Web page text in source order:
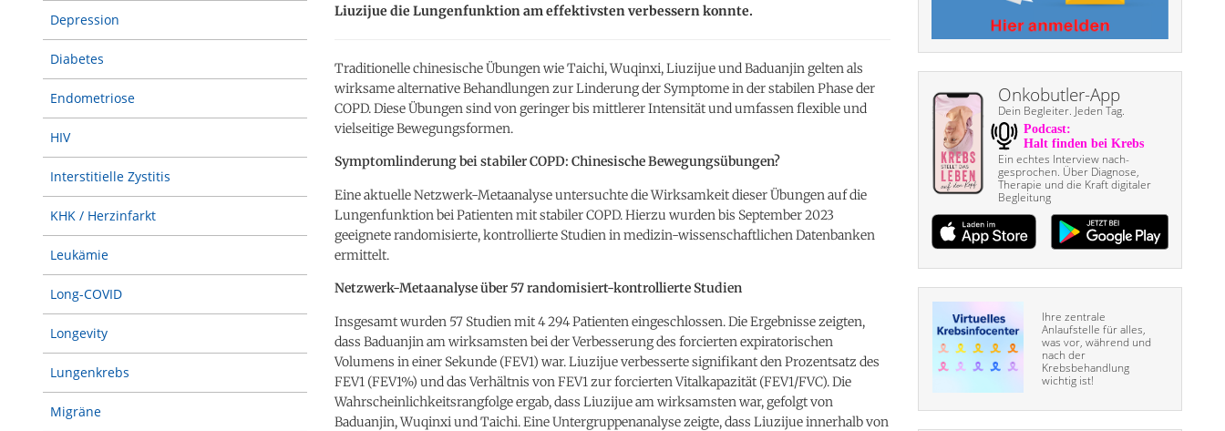
Depression
Diabetes
Endometriose
HIV
Interstitielle Zystitis
KHK / Herzinfarkt
Leukämie
Long-COVID
Longevity
Lungenkrebs
Migräne
Liuzijue die Lungenfunktion am effektivsten verbessern konnte.
Traditionelle chinesische Übungen wie Taichi, Wuqinxi, Liuzijue und Baduanjin gelten als
wirksame alternative Behandlungen zur Linderung der Symptome in der stabilen Phase der
COPD. Diese Übungen sind von geringer bis mittlerer Intensität und umfassen flexible und
vielseitige Bewegungsformen.
Symptomlinderung bei stabiler COPD: Chinesische Bewegungsübungen?
Eine aktuelle Netzwerk-Metaanalyse untersuchte die Wirksamkeit dieser Übungen auf die
Lungenfunktion bei Patienten mit stabiler COPD. Hierzu wurden bis September 2023
geeignete randomisierte, kontrollierte Studien in medizin-wissenschaftlichen Datenbanken
ermittelt.
Netzwerk-Metaanalyse über 57 randomisiert-kontrollierte Studien
Insgesamt wurden 57 Studien mit 4 294 Patienten eingeschlossen. Die Ergebnisse zeigten,
dass Baduanjin am wirksamsten bei der Verbesserung des forcierten expiratorischen
Volumens in einer Sekunde (FEV1) war. Liuzijue verbesserte signifikant den Prozentsatz des
FEV1 (FEV1%) und das Verhältnis von FEV1 zur forcierten Vitalkapazität (FEV1/FVC). Die
Wahrscheinlichkeitsrangfolge ergab, dass Liuzijue am wirksamsten war, gefolgt von
Baduanjin, Wuqinxi und Taichi. Eine Untergruppenanalyse zeigte, dass Liuzijue innerhalb von
Onkobutler-App
Dein Begleiter. Jeden Tag.
Ein echtes Interview nach­
gesprochen. Über Diagnose,
Therapie und die Kraft digitaler
Begleitung
Ihre zentrale
Anlaufstelle für alles,
was vor, während und
nach der
Krebsbehandlung
wichtig ist!